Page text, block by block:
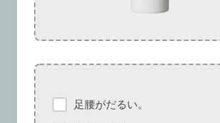
足腰がだるい。